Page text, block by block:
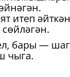
итеп
бары —
чыга.